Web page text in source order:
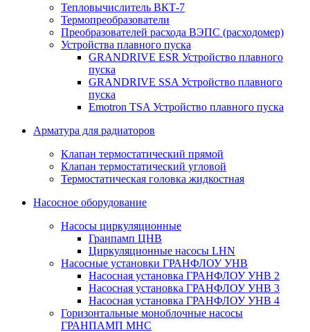
Тепловычислитель ВКТ-7
Термопреобразователи
Преобразователей расхода ВЭПС (расходомер)
Устройства плавного пуска
GRANDRIVE ESR Устройство плавного
пуска
GRANDRIVE SSA Устройство плавного
пуска
Emotron TSA Устройство плавного пуска
Арматура для радиаторов
Клапан термостатический прямой
Клапан термостатический угловой
Термостатическая головка жидкостная
Насосное оборудование
Насосы циркуляционные
Гранпамп ЦНВ
Циркуляционные насосы LHN
Насосные установки ГРАНФЛОУ УНВ
Насосная установка ГРАНФЛОУ УНВ 2
Насосная установка ГРАНФЛОУ УНВ 3
Насосная установка ГРАНФЛОУ УНВ 4
Горизонтальные моноблочные насосы
ГРАНПАМП МНС